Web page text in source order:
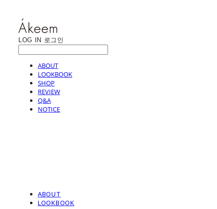
LOG IN 로그인
ABOUT
LOOKBOOK
SHOP
REVIEW
Q&A
NOTICE
ABOUT
LOOKBOOK